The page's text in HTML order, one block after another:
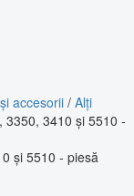
accesorii/ Alți
3350, 3410 și 5510 -